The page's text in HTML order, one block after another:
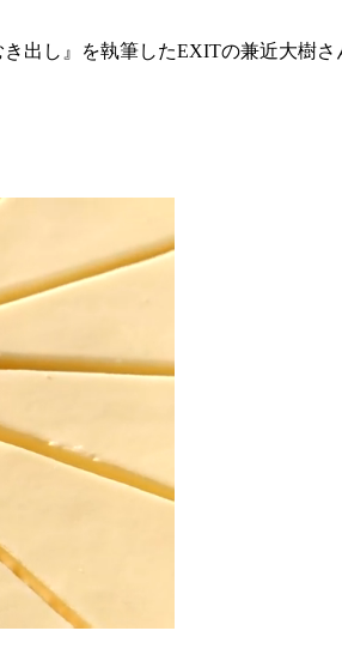
出し』を執筆したEXITの兼近大樹さ